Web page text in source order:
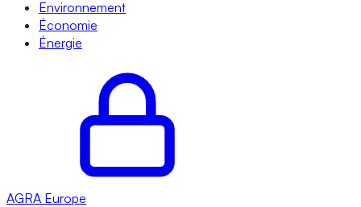
Environnement
Économie
Énergie
AGRA Europe